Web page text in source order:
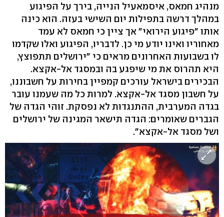
מנהיג חמאס, איסמאעיל הנייה, בירך על הפיגוע
במהלך דרשה בתפילות יום השישי בעזה. הוא כינה
אותו "פיגוע הירואי" אך ציין כי חמאס לא עמד
מאחוריו ואינו יודע מי כן. לדבריו, הפיגוע ואלו שקדמו
לו בשבועות האחרונים מראים כי "ירושלים תתפוצץ,
היא תהרוס את מי שיפגע בה ובמסגד אל-אקצא.
הבכירים בישראל עורכים קמפיין בחירות על חשבוננו,
על חשבון מסגד אל-אקצא. למרות כל מה שעמנו עובר
בגדה המערבית, ההתנגדות לא נפסקת. זוהי הגדה של
הגברים שאומרים: הגדה תישאר המגינה של ירושלים
ושל מסגד אל-אקצא".